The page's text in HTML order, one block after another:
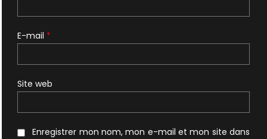
E-mail *
Site web
Enregistrer mon nom, mon e-mail et mon site dans